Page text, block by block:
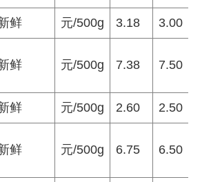
鲜 元/500g 3.18 3.00
鲜 元/500g 7.38 7.50
鲜 元/500g 2.60 2.50
鲜 元/500g 6.75 6.50